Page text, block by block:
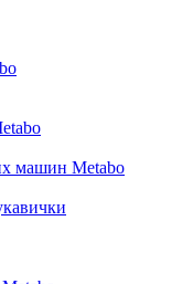
машин Metabo